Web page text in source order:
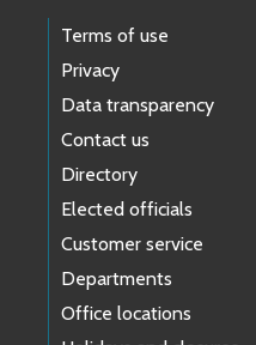
Terms of use
Privacy
Data transparency
Contact us
Directory
Elected officials
Customer service
Departments
Office locations